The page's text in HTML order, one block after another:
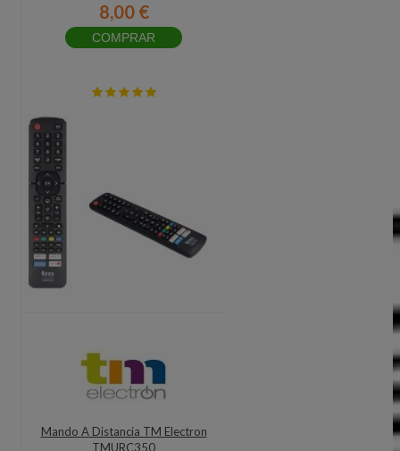
8,00 €
COMPRAR
Mando A Distancia TM Electron
TMURC350